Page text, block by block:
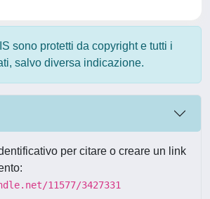
sono protetti da copyright e tutti i
salvo diversa indicazione.
per citare o creare un link
11577/3427331